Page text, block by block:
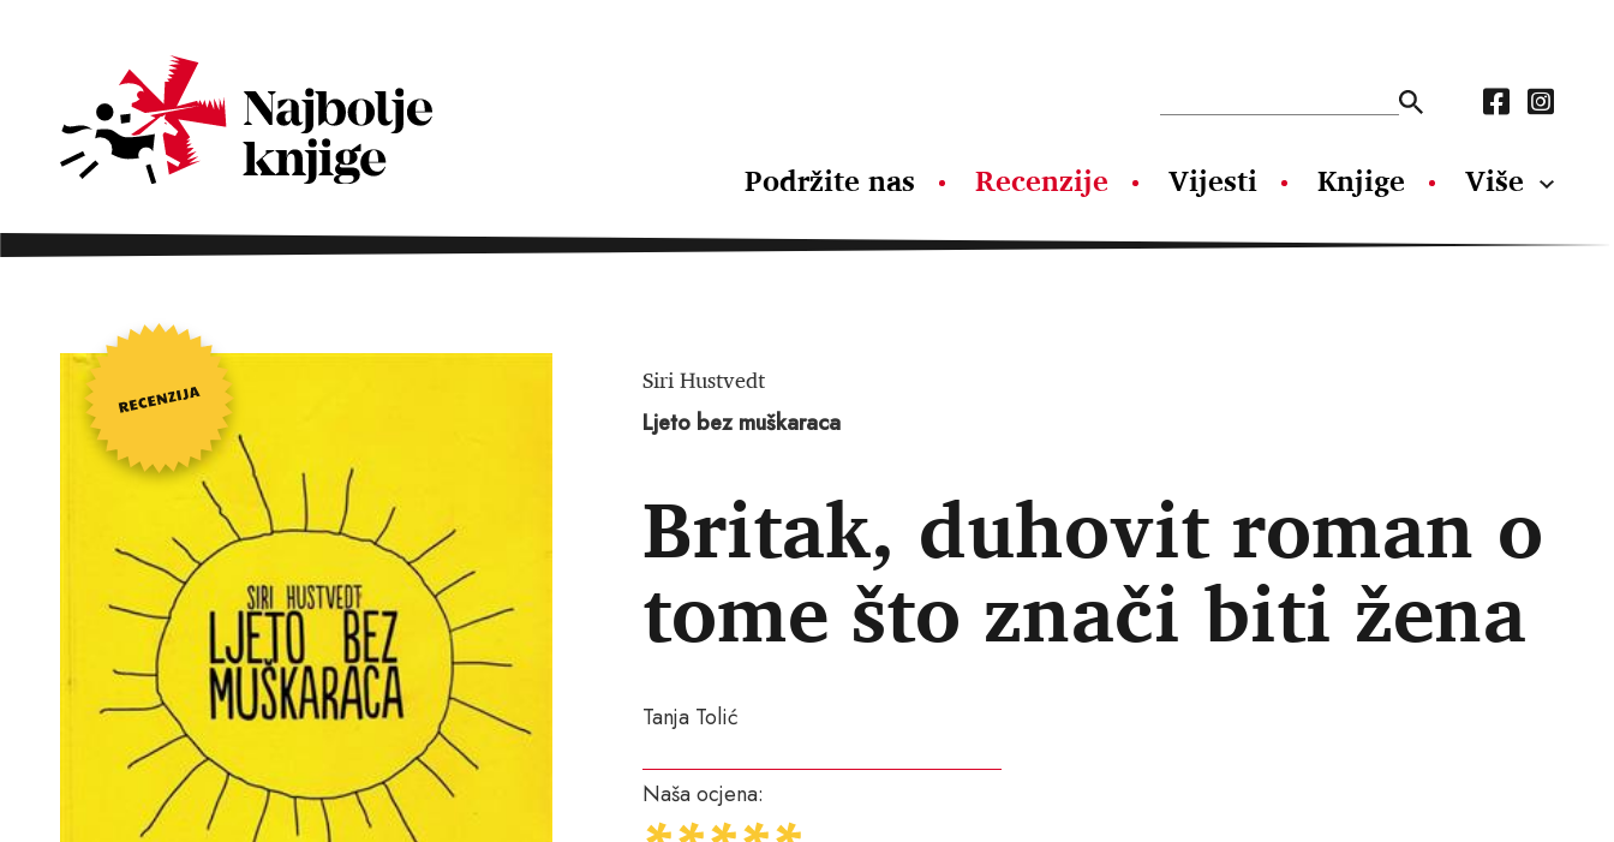
Podržite nas Recenzije Vijesti Knjige Više
Siri Hustvedt
Ljeto bez muškaraca
Britak, duhovit roman o
tome što znači biti žena
Tanja Tolić
Naša ocjena: